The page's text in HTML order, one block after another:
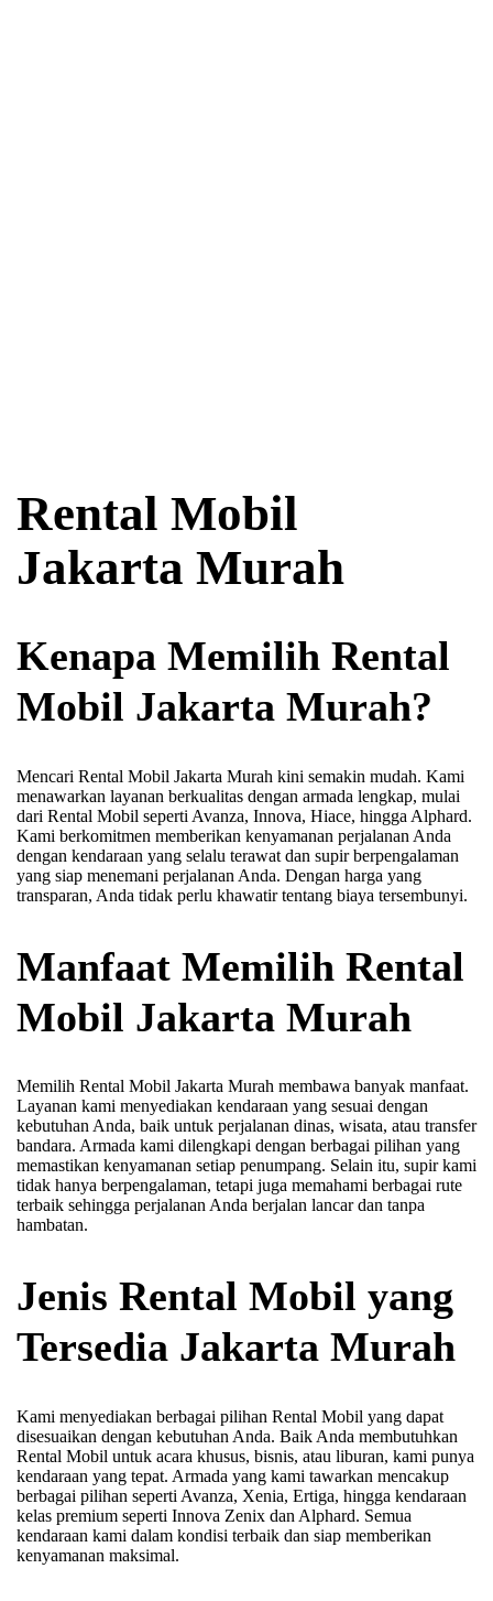
Rental Mobil
Jakarta Murah
Kenapa Memilih Rental
Mobil Jakarta Murah?
Mencari Rental Mobil Jakarta Murah kini semakin mudah. Kami
menawarkan layanan berkualitas dengan armada lengkap, mulai
dari Rental Mobil seperti Avanza, Innova, Hiace, hingga Alphard.
Kami berkomitmen memberikan kenyamanan perjalanan Anda
dengan kendaraan yang selalu terawat dan supir berpengalaman
yang siap menemani perjalanan Anda. Dengan harga yang
transparan, Anda tidak perlu khawatir tentang biaya tersembunyi.
Manfaat Memilih Rental
Mobil Jakarta Murah
Memilih Rental Mobil Jakarta Murah membawa banyak manfaat.
Layanan kami menyediakan kendaraan yang sesuai dengan
kebutuhan Anda, baik untuk perjalanan dinas, wisata, atau transfer
bandara. Armada kami dilengkapi dengan berbagai pilihan yang
memastikan kenyamanan setiap penumpang. Selain itu, supir kami
tidak hanya berpengalaman, tetapi juga memahami berbagai rute
terbaik sehingga perjalanan Anda berjalan lancar dan tanpa
hambatan.
Jenis Rental Mobil yang
Tersedia Jakarta Murah
Kami menyediakan berbagai pilihan Rental Mobil yang dapat
disesuaikan dengan kebutuhan Anda. Baik Anda membutuhkan
Rental Mobil untuk acara khusus, bisnis, atau liburan, kami punya
kendaraan yang tepat. Armada yang kami tawarkan mencakup
berbagai pilihan seperti Avanza, Xenia, Ertiga, hingga kendaraan
kelas premium seperti Innova Zenix dan Alphard. Semua
kendaraan kami dalam kondisi terbaik dan siap memberikan
kenyamanan maksimal.